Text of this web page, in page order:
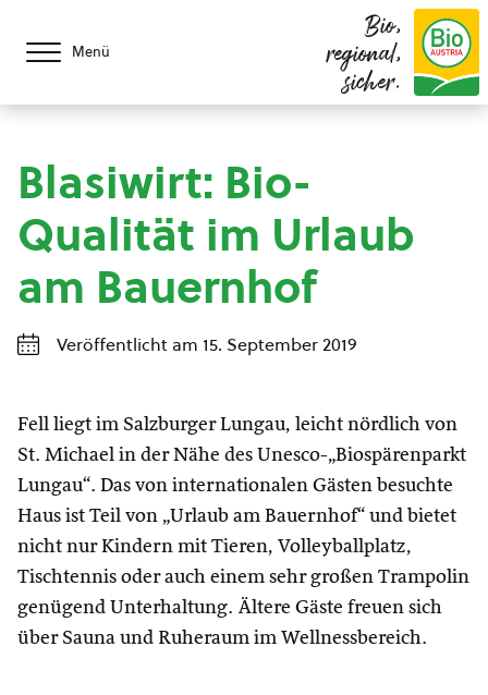
Menü
Bio,
regional,
sicher.
Blasiwirt: Bio-
Qualität im Urlaub
am Bauernhof
Veröffentlicht am 15. September 2019
Fell liegt im Salzburger Lungau, leicht nördlich von
St. Michael in der Nähe des Unesco-„Biospärenparkt
Lungau“. Das von internationalen Gästen besuchte
Haus ist Teil von „Urlaub am Bauernhof“ und bietet
nicht nur Kindern mit Tieren, Volleyballplatz,
Tischtennis oder auch einem sehr großen Trampolin
genügend Unterhaltung. Ältere Gäste freuen sich
über Sauna und Ruheraum im Wellnessbereich.